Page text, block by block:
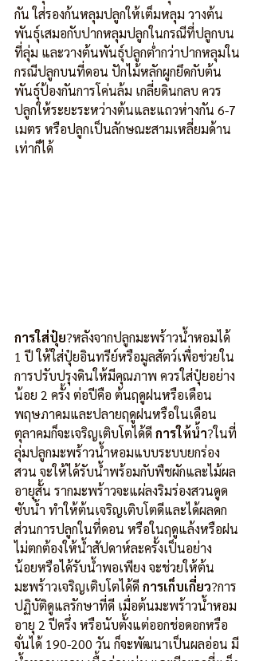
กัน ใส่รองก้นหลุมปลูกให้เต็มหลุม วางต้น
พันธุ์เสมอกับปากหลุมปลูกในกรณีที่ปลูกบน
ที่ลุ่ม และวางต้นพันธุ์ปลูกต่ำกว่าปากหลุมใน
กรณีปลูกบนที่ดอน ปักไม้หลักผูกยึดกับต้น
พันธุ์ป้องกันการโค่นล้ม เกลี่ยดินกลบ ควร
ปลูกให้ระยะระหว่างต้นและแถวห่างกัน 6-7
เมตร หรือปลูกเป็นลักษณะสามเหลี่ยมด้าน
เท่าก็ได้
การใส่ปุ๋ย?หลังจากปลูกมะพร้าวน้ำหอมได้
1 ปี ให้ใส่ปุ๋ยอินทรีย์หรือมูลสัตว์เพื่อช่วยใน
การปรับปรุงดินให้มีคุณภาพ ควรใส่ปุ๋ยอย่าง
น้อย 2 ครั้ง ต่อปีคือ ต้นฤดูฝนหรือเดือน
พฤษภาคมและปลายฤดูฝนหรือในเดือน
ตุลาคมก็จะเจริญเติบโตได้ดี การให้น้ำ?ในที่
ลุ่มปลูกมะพร้าวน้ำหอมแบบระบบยกร่อง
สวน จะให้ได้รับน้ำพร้อมกับพืชผักและไม้ผล
อายุสั้น รากมะพร้าวจะแผ่ลงริมร่องสวนดูด
ซับน้ำ ทำให้ต้นเจริญเติบโตดีและได้ผลดก
ส่วนการปลูกในที่ดอน หรือในฤดูแล้งหรือฝน
ไม่ตกต้องให้น้ำสัปดาห์ละครั้งเป็นอย่าง
น้อยหรือได้รับน้ำพอเพียง จะช่วยให้ต้น
มะพร้าวเจริญเติบโตได้ดี การเก็บเกี่ยว?การ
ปฏิบัติดูแลรักษาที่ดี เมื่อต้นมะพร้าวน้ำหอม
อายุ 2 ปีครึ่ง หรือนับตั้งแต่ออกช่อดอกหรือ
จั่นได้ 190-200 วัน ก็จะพัฒนาเป็นผลอ่อน มี